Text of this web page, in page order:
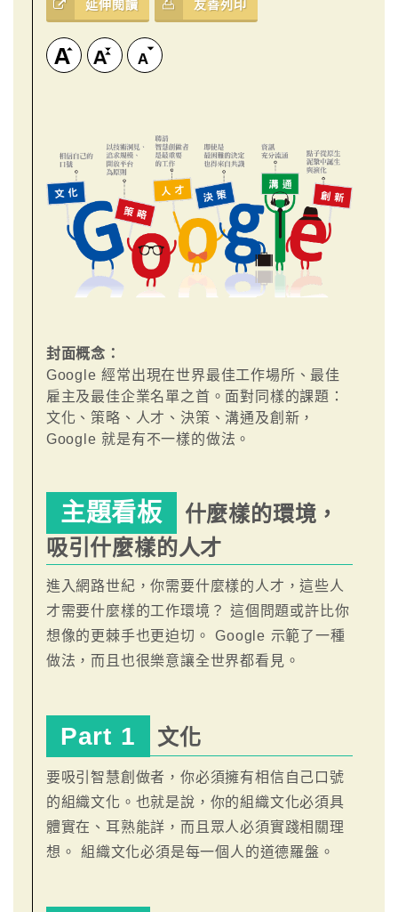
延伸閱讀 友善列印
封面概念：
Google 經常出現在世界最佳工作場所、最佳
雇主及最佳企業名單之首。面對同樣的課題：
文化、策略、人才、決策、溝通及創新，
Google 就是有不一樣的做法。
主題看板
什麼樣的環境，
吸引什麼樣的人才
進入網路世紀，你需要什麼樣的人才，這些人
才需要什麼樣的工作環境？ 這個問題或許比你
想像的更棘手也更迫切。 Google 示範了一種
做法，而且也很樂意讓全世界都看見。
Part 1 文化
要吸引智慧創做者，你必須擁有相信自己口號
的組織文化。也就是說，你的組織文化必須具
體實在、耳熟能詳，而且眾人必須實踐相關理
想。 組織文化必須是每一個人的道德羅盤。